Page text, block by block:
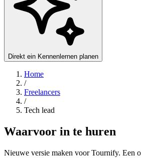
Direkt ein Kennenlernen planen
Home
/
Freelancers
/
Tech lead
Waarvoor in te huren
Nieuwe versie maken voor Tournify. Een